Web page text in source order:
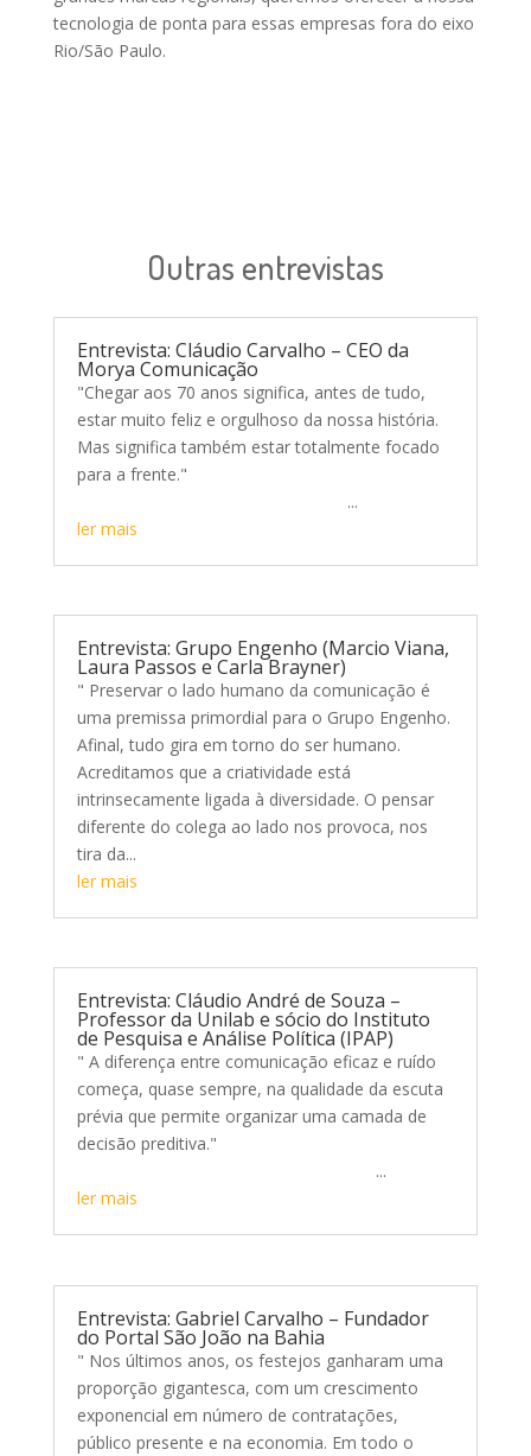
tecnologia de ponta para essas empresas fora do eixo
Rio/São Paulo.
Outras entrevistas
Entrevista: Cláudio Carvalho – CEO da
Morya Comunicação
"Chegar aos 70 anos significa, antes de tudo,
estar muito feliz e orgulhoso da nossa história.
Mas significa também estar totalmente focado
para a frente."
...
ler mais
Entrevista: Grupo Engenho (Marcio Viana,
Laura Passos e Carla Brayner)
" Preservar o lado humano da comunicação é
uma premissa primordial para o Grupo Engenho.
Afinal, tudo gira em torno do ser humano.
Acreditamos que a criatividade está
intrinsecamente ligada à diversidade. O pensar
diferente do colega ao lado nos provoca, nos
tira da...
ler mais
Entrevista: Cláudio André de Souza –
Professor da Unilab e sócio do Instituto
de Pesquisa e Análise Política (IPAP)
" A diferença entre comunicação eficaz e ruído
começa, quase sempre, na qualidade da escuta
prévia que permite organizar uma camada de
decisão preditiva."
...
ler mais
Entrevista: Gabriel Carvalho – Fundador
do Portal São João na Bahia
" Nos últimos anos, os festejos ganharam uma
proporção gigantesca, com um crescimento
exponencial em número de contratações,
público presente e na economia. Em todo o